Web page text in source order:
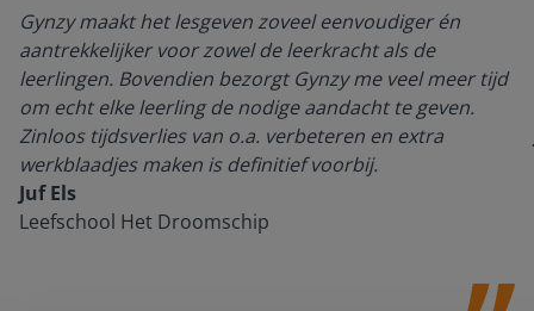
Gynzy maakt het lesgeven zoveel eenvoudiger én
aantrekkelijker voor zowel de leerkracht als de
leerlingen. Bovendien bezorgt Gynzy me veel meer tijd
om echt elke leerling de nodige aandacht te geven.
Zinloos tijdsverlies van o.a. verbeteren en extra
werkblaadjes maken is definitief voorbij.
Juf Els
Leefschool Het Droomschip